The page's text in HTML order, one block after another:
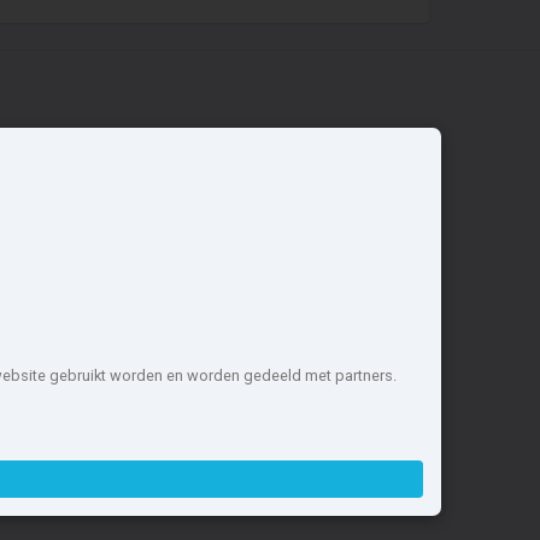
gebruikt worden en worden gedeeld met partners.